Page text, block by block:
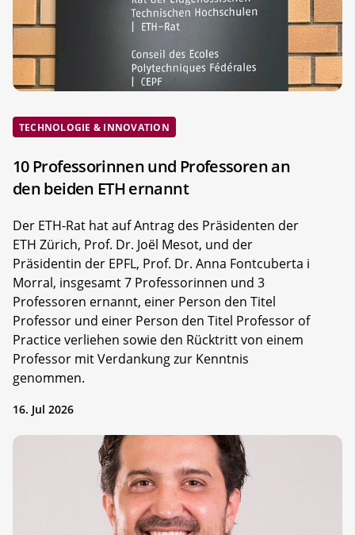
TECHNOLOGIE & INNOVATION
10 Professorinnen und Professoren an
den beiden ETH ernannt
Der ETH-Rat hat auf Antrag des Präsidenten der
ETH Zürich, Prof. Dr. Joël Mesot, und der
Präsidentin der EPFL, Prof. Dr. Anna Fontcuberta i
Morral, insgesamt 7 Professorinnen und 3
Professoren ernannt, einer Person den Titel
Professor und einer Person den Titel Professor of
Practice verliehen sowie den Rücktritt von einem
Professor mit Verdankung zur Kenntnis
genommen.
16. Jul 2026